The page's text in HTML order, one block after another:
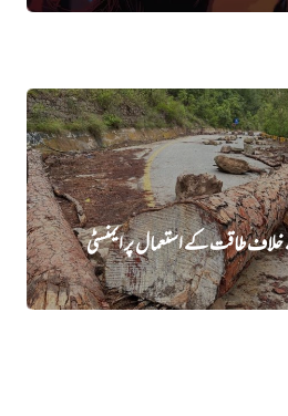
طاقت کے استعمال پر ایمنسٹی